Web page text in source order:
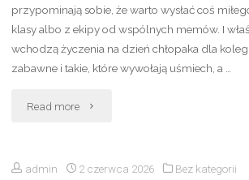
Modne
stylizacje,
trendy
porady"
przypominają sobie, że warto wysłać coś
klasy albo z ekipy od wspólnych memów. I
wchodzą życzenia na dzień chłopaka dla
zabawne i takie, które wywołają uśmiech, a …
Read more "Życzenia
Dzień
admin 2 czerwca 2026 Bez kategorii